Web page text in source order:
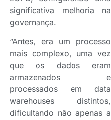
significativa melhoria na
governança.
“Antes, era um processo
mais complexo, uma vez
que os dados eram
armazenados e
processados em data
warehouses distintos,
dificultando não apenas a